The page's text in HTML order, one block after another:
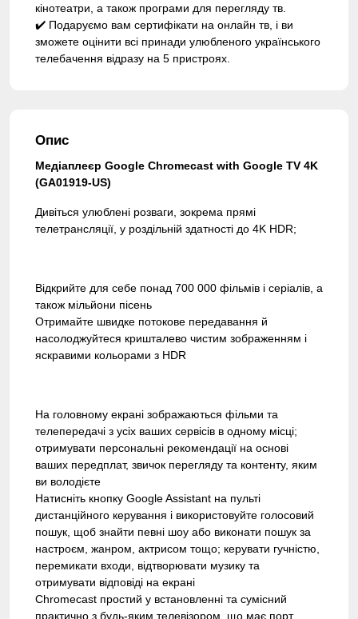
Опис
Медіаплеєр Google Chromecast with Google TV 4K
(GA01919-US)
Дивіться улюблені розваги, зокрема прямі
телетрансляції, у роздільній здатності до 4K HDR;
Відкрийте для себе понад 700 000 фільмів і серіалів, а
також мільйони пісень
Отримайте швидке потокове передавання й
насолоджуйтеся кришталево чистим зображенням і
яскравими кольорами з HDR
На головному екрані зображаються фільми та
телепередачі з усіх ваших сервісів в одному місці;
отримувати персональні рекомендації на основі
ваших передплат, звичок перегляду та контенту, яким
ви володієте
Натисніть кнопку Google Assistant на пульті
дистанційного керування і використовуйте голосовий
пошук, щоб знайти певні шоу або виконати пошук за
настроєм, жанром, актрисом тощо; керувати гучністю,
перемикати входи, відтворювати музику та
отримувати відповіді на екрані
Chromecast простий у встановленні та сумісний
практично з будь-яким телевізором, що має порт
кінотеатри, а також програми для перегляду тв.
✔️ Подаруємо вам сертифікати на онлайн тв, і ви
зможете оцінити всі принади улюбленого українського
телебачення відразу на 5 пристроях.